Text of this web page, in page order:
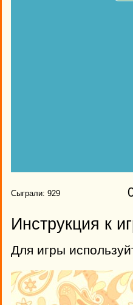
Сыграли: 929
Инструкция к
Для игры